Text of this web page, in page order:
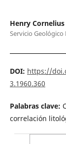
Henry
Servicio Geológico
DOI: https://
3.1960.360
Palabras clave:
correlación